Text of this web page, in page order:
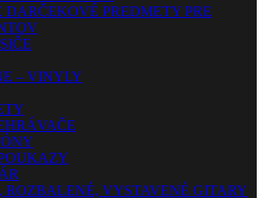
DARČEKOVÉ PREDMETY PRE
– VINYLY
ROZBALENÉ, VYSTAVENÉ GITARY